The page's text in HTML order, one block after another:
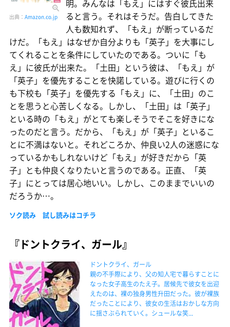
出典： Amazon.co.jp
明。みんなは「もえ」にはすぐ彼氏出来
ると言う。それはそうだ。告白してきた
人も数知れず、「もえ」が断っているだ
けだ。「もえ」はなぜか自分よりも「英子」を大事にし
てくれることを条件にしていたのである。ついに「も
え」に彼氏が出来た。「土田」という彼は、「もえ」が
「英子」を優先することを快諾している。遊びに行くの
も下校も「英子」を優先する「もえ」に、「土田」のこ
とを思うと心苦しくなる。しかし、「土田」は「英子」
といる時の「もえ」がとても楽しそうでそこを好きにな
ったのだと言う。だから、「もえ」が「英子」といるこ
とに不満はないと。それどころか、仲良い2人の迷惑にな
っているかもしれないけど「もえ」が好きだから「英
子」とも仲良くなりたいと言うのである。正直、「英
子」にとっては居心地いい。しかし、このままでいいの
だろうか…。
ソク読み 試し読みはコチラ
『ドントクライ、ガール』
ドントクライ、ガール
親の不手際により、父の知人宅で暮らすことに
なった女子高生のたえ子。居候先で彼女を出迎
えたのは、裸の独身男性升田だった。彼が裸族
だったことにより、彼女の生活はおかしな方向
に揺さぶられていく。シュールな笑...